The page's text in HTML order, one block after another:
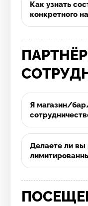
Как узнать
конкретного
Я магазин/
Делаете ли